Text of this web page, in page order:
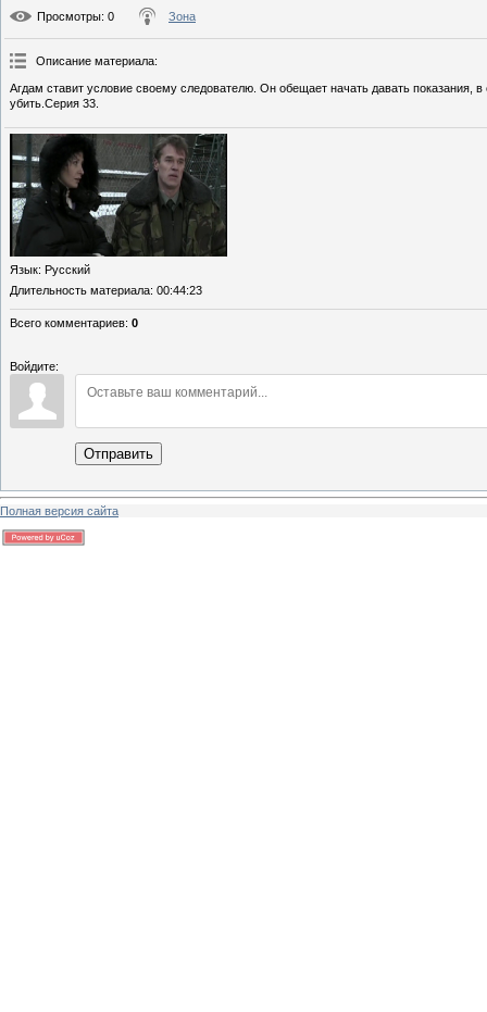
Просмотры: 0 Зона
Описание материала:
Агдам ставит условие своему следователю. Он обещает начать давать показания,
убить.Серия 33.
Язык: Русский
Длительность материала: 00:44:23
Всего комментариев: 0
Войдите:
Отправить
Полная версия сайта